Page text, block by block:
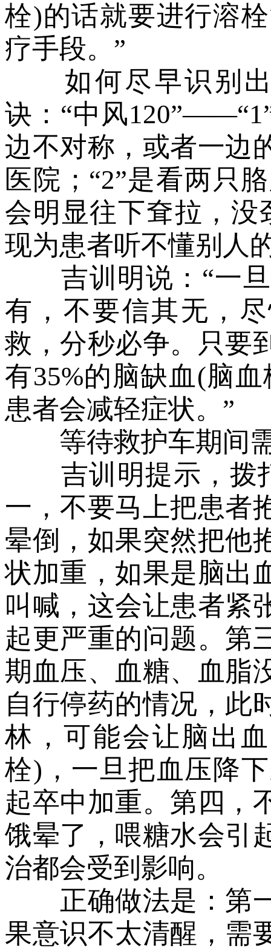
栓)的话就要进行溶
疗手段。”
如何尽早识别出
诀：“中风
边不对称，或者一边
医院；“2”是看两只
会明显往下耷拉，没
现为患者听不懂别人
吉训明说：“一旦
有，不要信其无，
救，分秒必争。只要
有35%的脑缺血(脑
患者会减轻症状。”
等待救护车期间需
吉训明提示，拨打
一，不要马上把患者
晕倒，如果突然把他
状加重，如果是脑出
叫喊，这会让患者紧
起更严重的问题。第
期血压、血糖、血脂
自行停药的情况，此
林，可能会让脑出
栓)，一旦把血压降
起卒中加重。第四，
饿晕了，喂糖水会引
治都会受到影响。
正确做法是：第一
果意识不太清醒，需